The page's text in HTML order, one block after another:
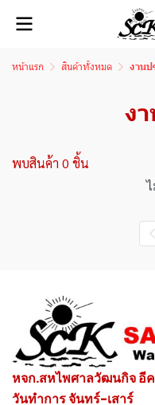
หน้าแรก สินค้าทั้งหมด งานป
ง
พบสินค้า 0 ชิ้น
หจก.สหไพศาลวัฒนกิจ อี
วันทำการ จันทร์-เสาร์